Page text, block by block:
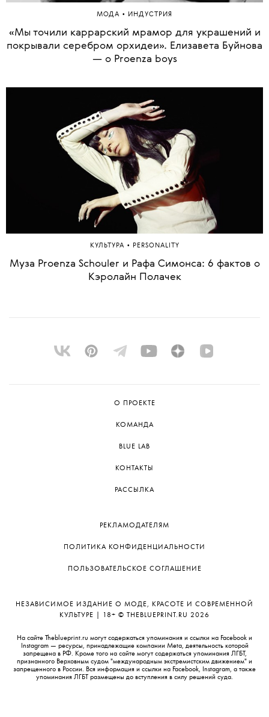
МОДА • ИНДУСТРИЯ
«Мы точили каррарский мрамор для украшений и
покрывали серебром орхидеи». Елизавета Буйнова
— о Proenza boys
КУЛЬТУРА • PERSONALITY
Муза Proenza Schouler и Рафа Симонса: 6 фактов о
Кэролайн Полачек
О ПРОЕКТЕ
КОМАНДА
BLUE LAB
КОНТАКТЫ
РАССЫЛКА
РЕКЛАМОДАТЕЛЯМ
ПОЛИТИКА КОНФИДЕНЦИАЛЬНОСТИ
ПОЛЬЗОВАТЕЛЬСКОЕ СОГЛАШЕНИЕ
НЕЗАВИСИМОЕ ИЗДАНИЕ О МОДЕ, КРАСОТЕ И СОВРЕМЕННОЙ
КУЛЬТУРЕ | 18+ © THEBLUEPRINT.RU 2026
На сайте Theblueprint.ru могут содержаться упоминания и ссылки на Facebook и
Instagram — ресурсы, принадлежащие компании Meta, деятельность которой
запрещена в РФ. Кроме того на сайте могут содержаться упоминания ЛГБТ,
признанного Верховным судом "международным экстремистским движением" и
запрещенного в России. Вся информация и ссылки на Facebook, Instagram, а также
упоминания ЛГБТ размещены до вступления в силу решений суда.